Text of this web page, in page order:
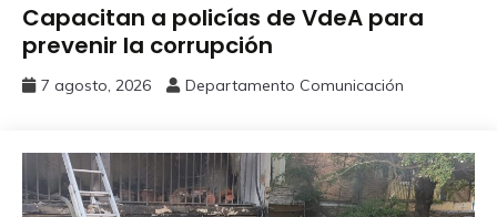
Capacitan a policías de VdeA ‎para
prevenir la corrupción
7 agosto, 2026 Departamento Comunicación